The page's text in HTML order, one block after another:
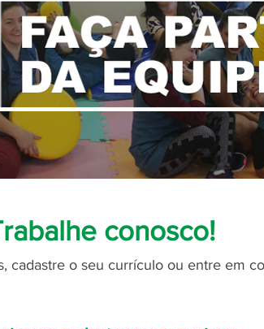
conosco!
cadastre o seu currículo ou entre em